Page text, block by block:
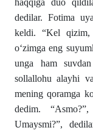
dedilar. Fotima
keldi. “Kel
o‘zimga eng
unga ham
sollallohu alayhi
mening qoramga
dedim.
Umaysmi?”,